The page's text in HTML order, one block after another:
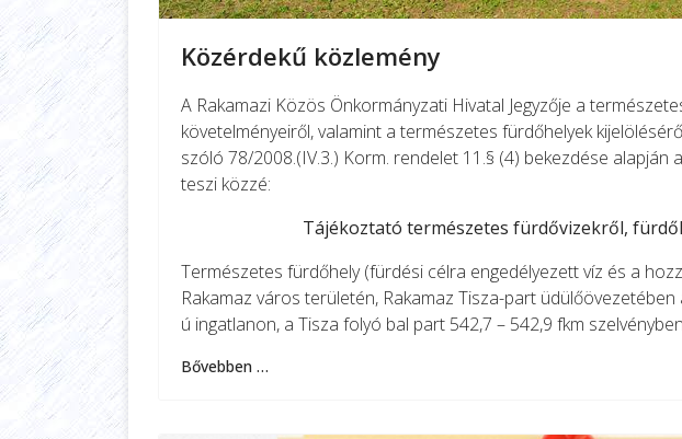
Közérdekű közlemény
A Rakamazi Közös Önkormányzati Hivatal Jegyzője a
követelményeiről, valamint a természetes fürdőhelyek
szóló 78/2008.(IV.3.) Korm. rendelet 11.§ (4) bekezdése alapján
teszi közzé:
Tájékoztató természetes fürdővizekről,
Természetes fürdőhely (fürdési célra engedélyezett víz és a
Rakamaz város területén, Rakamaz Tisza-part
ú ingatlanon, a Tisza folyó bal part 542,7 – 542,9 fkm
Bővebben …